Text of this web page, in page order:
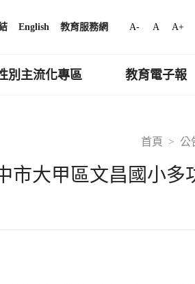
English 教育服務網 A- A A+
別主流化專區 教育電子報
首頁
公
市大甲區文昌國小多